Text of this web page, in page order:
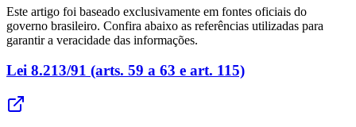
Este artigo foi baseado exclusivamente em fontes oficiais do
governo brasileiro. Confira abaixo as referências utilizadas para
garantir a veracidade das informações.
Lei 8.213/91 (arts. 59 a 63 e art. 115)